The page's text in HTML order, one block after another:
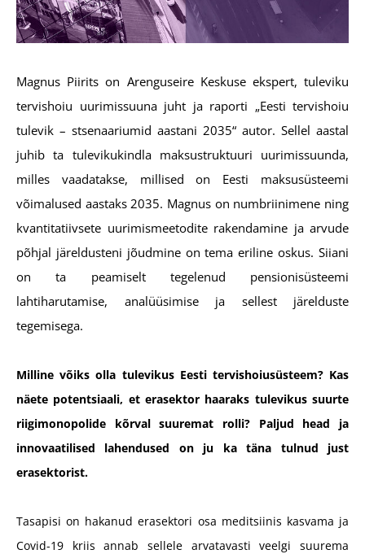
Magnus Piirits on Arenguseire Keskuse ekspert, tuleviku
tervishoiu uurimissuuna juht ja raporti „Eesti tervishoiu
tulevik – stsenaariumid aastani 2035“ autor. Sellel aastal
juhib ta tulevikukindla maksustruktuuri uurimissuunda,
milles vaadatakse, millised on Eesti maksusüsteemi
võimalused aastaks 2035. Magnus on numbriinimene ning
kvantitatiivsete uurimismeetodite rakendamine ja arvude
põhjal järeldusteni jõudmine on tema eriline oskus. Siiani
on ta peamiselt tegelenud pensionisüsteemi
lahtiharutamise, analüüsimise ja sellest järelduste
tegemisega.
Milline võiks olla tulevikus Eesti tervishoiusüsteem? Kas
näete potentsiaali, et erasektor haaraks tulevikus suurte
riigimonopolide kõrval suuremat rolli? Paljud head ja
innovaatilised lahendused on ju ka täna tulnud just
erasektorist.
Tasapisi on hakanud erasektori osa meditsiinis kasvama ja
Covid-19 kriis annab sellele arvatavasti veelgi suurema